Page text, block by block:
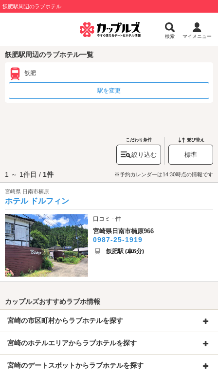
飫肥駅周辺のラブホテル
検索 マイメニュー
飫肥駅周辺のラブホテル一覧
飫肥
駅を変更
こだわり条件
絞り込む
並び替え
標準
1 ～ 1件目 / 1件 ※予約カレンダーは14:30時点の情報です
宮崎県 日南市楠原
ホテル ドルフィン
口コミ - 件
宮崎県日南市楠原966
0987-25-1919
飫肥駅 (車6分)
カップルズおすすめラブホ情報
宮崎の市区町村からラブホテルを探す
宮崎のホテルエリアからラブホテルを探す
宮崎のデートスポットからラブホテルを探す